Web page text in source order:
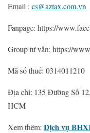
Email : cs@aztax.com.vn
Fanpage: https://
Group tư vấn: https://
Mã số thuế: 0314011210
Địa chỉ: 135 Đường Số
HCM
Xem thêm: Dịch vụ